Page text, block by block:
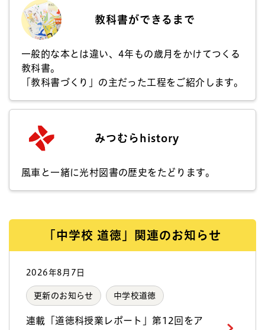
教科書ができるまで
一般的な本とは違い、4年もの歳月をかけてつくる
教科書。
「教科書づくり」の主だった工程をご紹介します。
みつむらhistory
風車と一緒に光村図書の歴史をたどります。
「中学校 道徳」関連のお知らせ
2026年8月7日
更新のお知らせ 中学校道徳
連載「道徳科授業レポート」第12回をア